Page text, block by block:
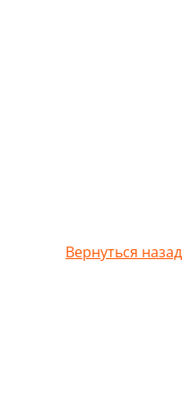
Вернуться назад